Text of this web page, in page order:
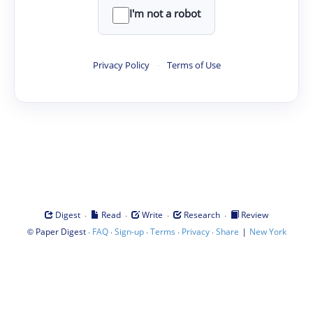
I'm not a robot
Privacy Policy · Terms of Use
Digest · Read · Write · Research ·
Review
© Paper Digest· FAQ·Sign-up·Terms · Privacy·Share | New York